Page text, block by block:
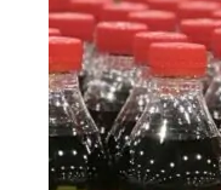
Любовь или продуманная
—сюжет Данилы и Ануки
более 10 миллионов
за несколько дней
01.08.2026